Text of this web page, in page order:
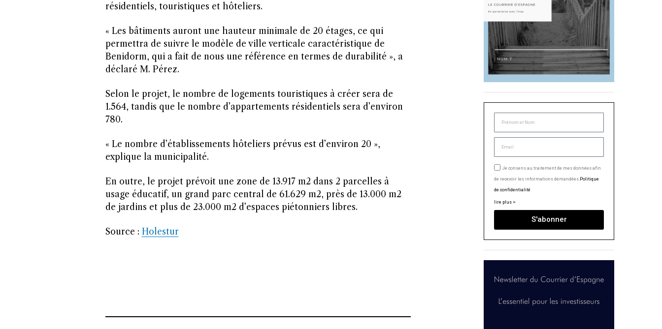
résidentiels, touristiques et hôteliers.
« Les bâtiments auront une hauteur minimale de 20 étages, ce qui
permettra de suivre le modèle de ville verticale caractéristique de
Benidorm, qui a fait de nous une référence en termes de durabilité », a
déclaré M. Pérez.
Selon le projet, le nombre de logements touristiques à créer sera de
1.564, tandis que le nombre d’appartements résidentiels sera d’environ
780.
« Le nombre d’établissements hôteliers prévus est d’environ 20 »,
explique la municipalité.
En outre, le projet prévoit une zone de 13.917 m2 dans 2 parcelles à
usage éducatif, un grand parc central de 61.629 m2, près de 13.000 m2
de jardins et plus de 23.000 m2 d’espaces piétonniers libres.
Source : Holestur
Je consens au traitement de mes données afin
de recevoir les informations demandées. Politique
de confidentialité
lire plus >
S'abonner